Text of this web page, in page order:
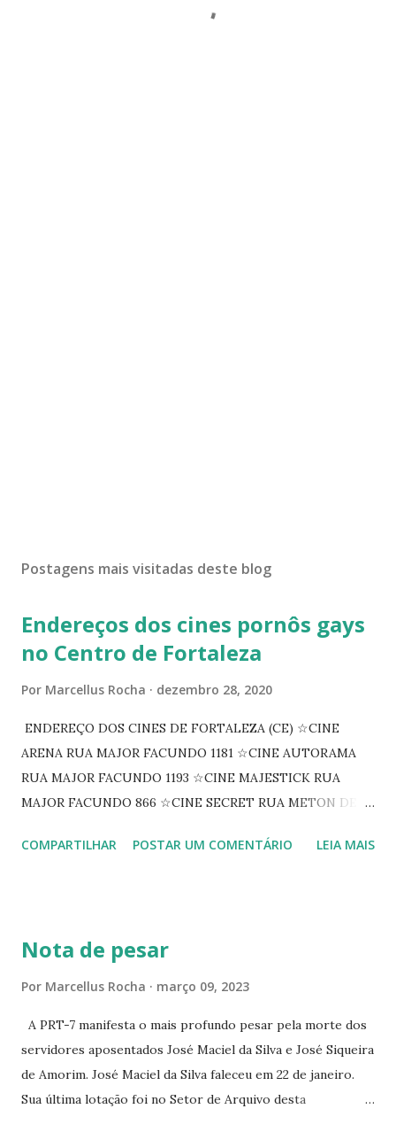
Postagens mais visitadas deste blog
Endereços dos cines pornôs gays
no Centro de Fortaleza
Por Marcellus Rocha dezembro 28, 2020
ENDEREÇO DOS CINES DE FORTALEZA (CE) ☆CINE
ARENA RUA MAJOR FACUNDO 1181 ☆CINE AUTORAMA
RUA MAJOR FACUNDO 1193 ☆CINE MAJESTICK RUA
MAJOR FACUNDO 866 ☆CINE SECRET RUA METON DE
PEIXOTO 1307 ☆CINE IRIS RUA FLORIANO PEIXOTO 1206
☆CINE VIP CLUBE RUA 24 DE MAIO 825 ☆CINE ECLIPSE
COMPARTILHAR POSTAR UM COMENTÁRIO LEIA MAIS
Nota de pesar
Por Marcellus Rocha março 09, 2023
A PRT-7 manifesta o mais profundo pesar pela morte dos
servidores aposentados José Maciel da Silva e José Siqueira
de Amorim. José Maciel da Silva faleceu em 22 de janeiro.
Sua última lotação foi no Setor de Arquivo desta